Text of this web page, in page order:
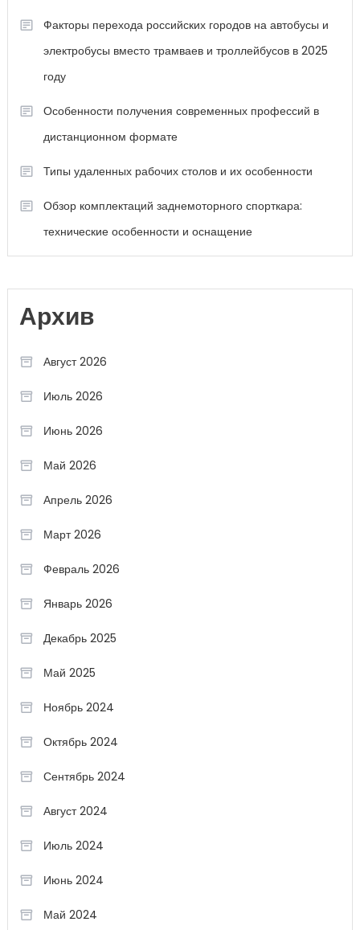
Факторы перехода российских городов на автобусы и
электробусы вместо трамваев и троллейбусов в 2025
году
Особенности получения современных профессий в
дистанционном формате
Типы удаленных рабочих столов и их особенности
Обзор комплектаций заднемоторного спорткара:
технические особенности и оснащение
Архив
Август 2026
Июль 2026
Июнь 2026
Май 2026
Апрель 2026
Март 2026
Февраль 2026
Январь 2026
Декабрь 2025
Май 2025
Ноябрь 2024
Октябрь 2024
Сентябрь 2024
Август 2024
Июль 2024
Июнь 2024
Май 2024